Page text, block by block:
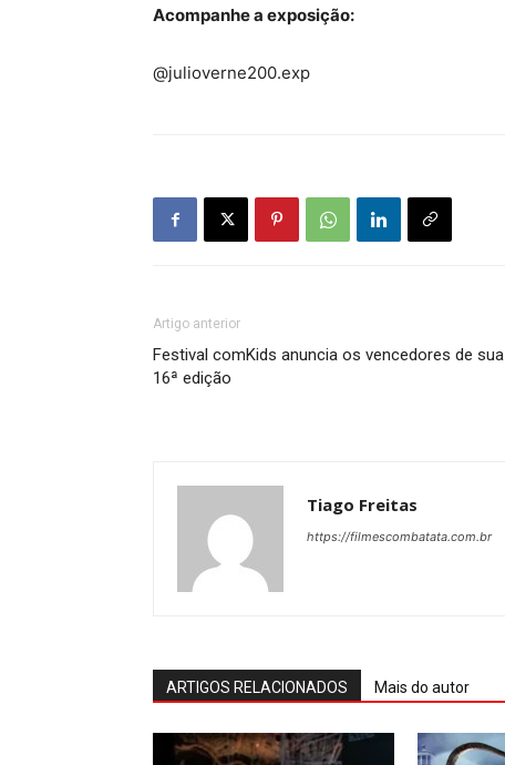
Acompanhe a exposição:
@julioverne200.exp
Artigo anterior
Festival comKids anuncia os vencedores de sua
16ª edição
Tiago Freitas
https://filmescombatata.com.br
ARTIGOS RELACIONADOS Mais do autor